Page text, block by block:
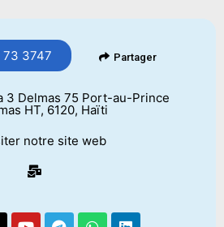
73 3747 Partager
3 Delmas 75 Port-au-Prince
HT, 6120, Haïti
notre site web